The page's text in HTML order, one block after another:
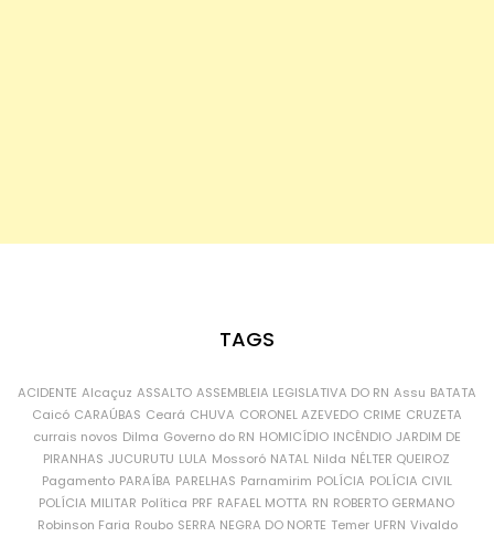
TAGS
ACIDENTE Alcaçuz ASSALTO ASSEMBLEIA LEGISLATIVA DO RN Assu BATATA
Caicó CARAÚBAS Ceará CHUVA CORONEL AZEVEDO CRIME CRUZETA
currais novos Dilma Governo do RN HOMICÍDIO INCÊNDIO JARDIM DE
PIRANHAS JUCURUTU LULA Mossoró NATAL Nilda NÉLTER QUEIROZ
Pagamento PARAÍBA PARELHAS Parnamirim POLÍCIA POLÍCIA CIVIL
POLÍCIA MILITAR Política PRF RAFAEL MOTTA RN ROBERTO GERMANO
Robinson Faria Roubo SERRA NEGRA DO NORTE Temer UFRN Vivaldo